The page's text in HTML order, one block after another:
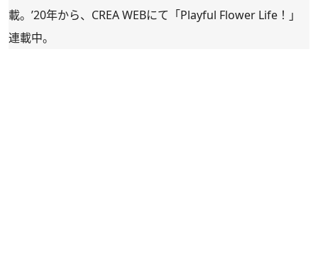
載。’20年から、CREA WEBにて「Playful Flower Life！ 」
連載中。